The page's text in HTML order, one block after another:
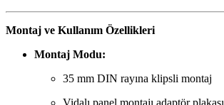
Montaj ve Kullanım Özellikleri
Montaj Modu:
35 mm DIN rayına klipsli montaj
Vidalı panel montajı adaptör